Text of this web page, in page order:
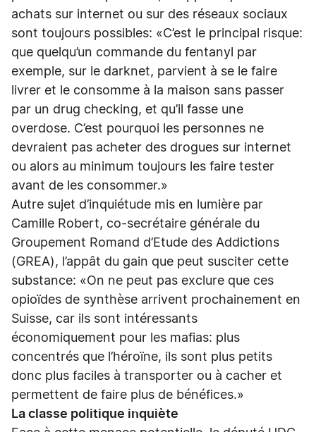
achats sur internet ou sur des réseaux sociaux
sont toujours possibles: «C’est le principal risque:
que quelqu’un commande du fentanyl par
exemple, sur le darknet, parvient à se le faire
livrer et le consomme à la maison sans passer
par un drug checking, et qu’il fasse une
overdose. C’est pourquoi les personnes ne
devraient pas acheter des drogues sur internet
ou alors au minimum toujours les faire tester
avant de les consommer.»
Autre sujet d’inquiétude mis en lumière par
Camille Robert, co-secrétaire générale du
Groupement Romand d’Etude des Addictions
(GREA), l’appât du gain que peut susciter cette
substance: «On ne peut pas exclure que ces
opioïdes de synthèse arrivent prochainement en
Suisse, car ils sont intéressants
économiquement pour les mafias: plus
concentrés que l’héroïne, ils sont plus petits
donc plus faciles à transporter ou à cacher et
permettent de faire plus de bénéfices.»
La classe politique inquiète